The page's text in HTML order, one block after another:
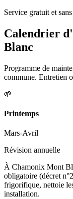
Service gratuit et
Calendrier
Blanc
Programme de
commune. Entretien
🌱
Printemps
Mars-Avril
Révision annuelle
À Chamonix Mont
obligatoire (décret
frigorifique, nettoie
installation.